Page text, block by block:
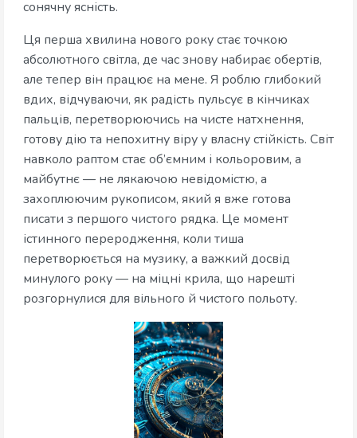
сонячну ясність.
Ця перша хвилина нового року стає точкою
абсолютного світла, де час знову набирає обертів,
але тепер він працює на мене. Я роблю глибокий
вдих, відчуваючи, як радість пульсує в кінчиках
пальців, перетворюючись на чисте натхнення,
готову дію та непохитну віру у власну стійкість. Світ
навколо раптом стає об’ємним і кольоровим, а
майбутнє — не лякаючою невідомістю, а
захоплюючим рукописом, який я вже готова
писати з першого чистого рядка. Це момент
істинного переродження, коли тиша
перетворюється на музику, а важкий досвід
минулого року — на міцні крила, що нарешті
розгорнулися для вільного й чистого польоту.